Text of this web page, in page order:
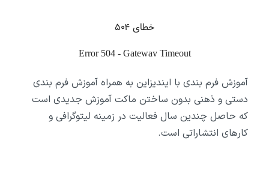
آموزش فرم بندی با ایندیزاین به همراه آموزش فرم بندی
دستی و ذهنی بدون ساختن ماکت آموزش جدیدی است
که حاصل چندین سال فعالیت در زمینه لیتوگرافی و
کارهای انتشاراتی است.